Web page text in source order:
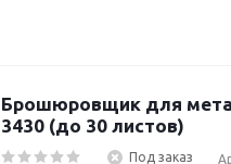
Брошюровщик для
3430 (до 30 листов)
Под заказ